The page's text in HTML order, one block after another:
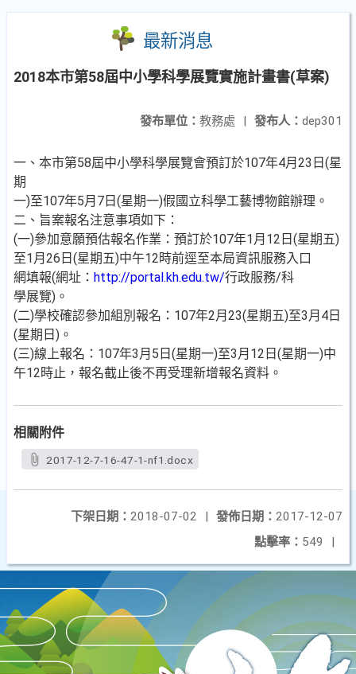
最新消息
2018本市第58屆中小學科學展覽實施計畫書(草案)
發布人： dep301
發布單位： 教務處 |
一、本市第58屆中小學科學展覽會預訂於107年4月23日(星
期
一)至107年5月7日(星期一)假國立科學工藝博物館辦理。
二、旨案報名注意事項如下：
(一)參加意願預估報名作業：預訂於107年1月12日(星期五)
至1月26日(星期五)中午12時前逕至本局資訊服務入口
網填報(網址： http://portal.kh.edu.tw/行政服務/科
學展覽)。
(二)學校確認參加組別報名：107年2月23(星期五)至3月4日
(星期日)。
(三)線上報名：107年3月5日(星期一)至3月12日(星期一)中
午12時止，報名截止後不再受理新增報名資料。
相關附件
2017-12-7-16-47-1-nf1.docx
發佈日期： 2017-12-07
下架日期： 2018-07-02
|
點擊率： 549 |